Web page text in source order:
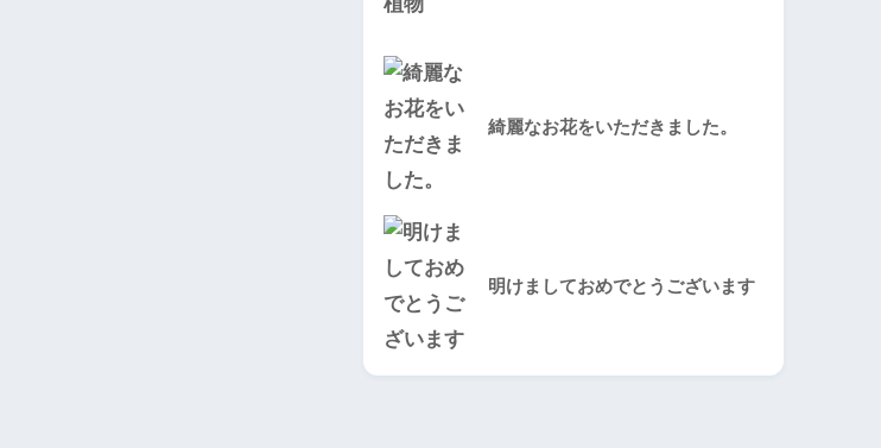
綺麗なお花をいただきました。
明けましておめでとうございます